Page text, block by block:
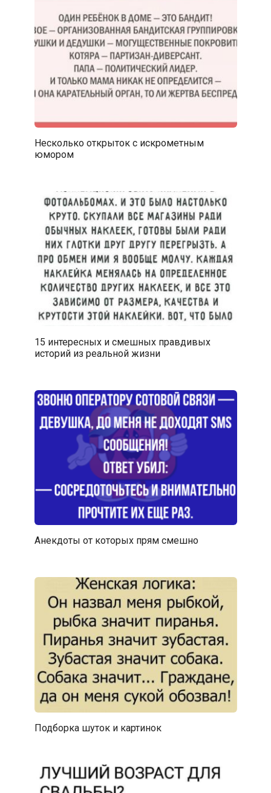
Несколько открыток с искрометным
юмором
15 интересных и смешных правдивых
историй из реальной жизни
Анекдоты от которых прям смешно
Подборка шуток и картинок